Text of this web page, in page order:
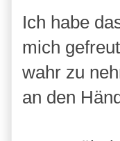
Ich habe
mich
wahr zu
an den